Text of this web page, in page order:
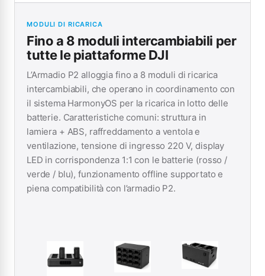
MODULI DI RICARICA
Fino a 8 moduli intercambiabili per
tutte le piattaforme DJI
L’Armadio P2 alloggia fino a 8 moduli di ricarica
intercambiabili, che operano in coordinamento con
il sistema HarmonyOS per la ricarica in lotto delle
batterie. Caratteristiche comuni: struttura in
lamiera + ABS, raffreddamento a ventola e
ventilazione, tensione di ingresso 220 V, display
LED in corrispondenza 1:1 con le batterie (rosso /
verde / blu), funzionamento offline supportato e
piena compatibilità con l’armadio P2.